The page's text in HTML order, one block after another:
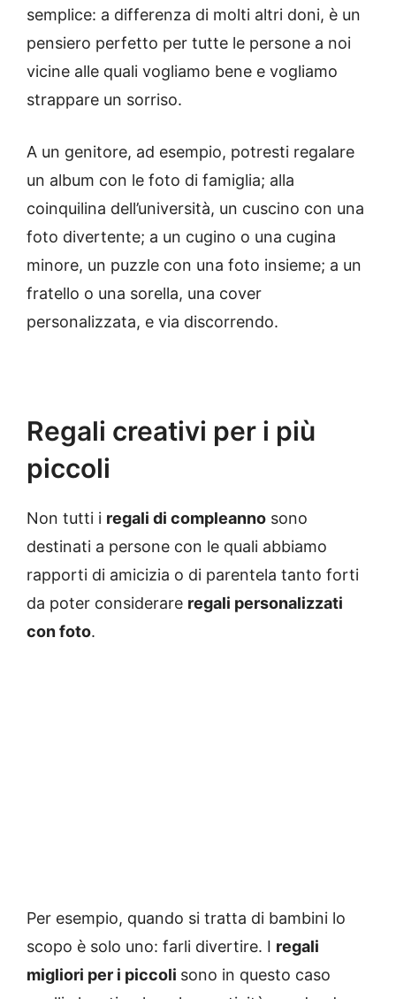
semplice: a differenza di molti altri doni, è un
pensiero perfetto per tutte le persone a noi
vicine alle quali vogliamo bene e vogliamo
strappare un sorriso.
A un genitore, ad esempio, potresti regalare
un album con le foto di famiglia; alla
coinquilina dell’università, un cuscino con una
foto divertente; a un cugino o una cugina
minore, un puzzle con una foto insieme; a un
fratello o una sorella, una cover
personalizzata, e via discorrendo.
Regali creativi per i più
piccoli
Non tutti i regali di compleanno sono
destinati a persone con le quali abbiamo
rapporti di amicizia o di parentela tanto forti
da poter considerare regali personalizzati
con foto.
Per esempio, quando si tratta di bambini lo
scopo è solo uno: farli divertire. I regali
migliori per i piccoli sono in questo caso